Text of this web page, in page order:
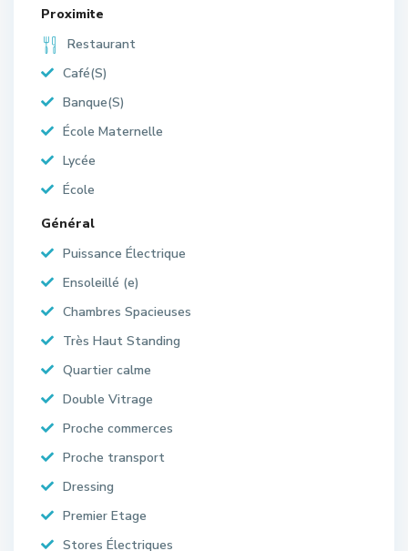
Proximite
Restaurant
Café(S)
Banque(S)
École Maternelle
Lycée
École
Général
Puissance Électrique
Ensoleillé (e)
Chambres Spacieuses
Très Haut Standing
Quartier calme
Double Vitrage
Proche commerces
Proche transport
Dressing
Premier Etage
Stores Électriques